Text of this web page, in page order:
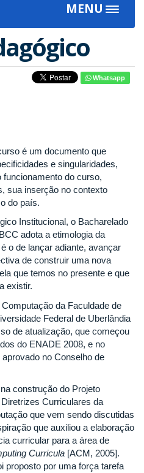
MENU
Toggle
Whatsapp
é um documento que
e singularidades,
do curso,
sua inserção no contexto
do país.
Institucional, o Bacharelado
adota a etimologia da
o de lançar adiante, avançar
de construir uma nova
que temos no presente e que
existir.
da Faculdade de
Federal de Uberlândia
de atualização, que começou
do ENADE 2008, e no
no Conselho de
construção do Projeto
Curriculares da
que vem sendo discutidas
que auxiliou a elaboração
curricular para a área de
Curricula [ACM, 2005].
proposto por uma força tarefa